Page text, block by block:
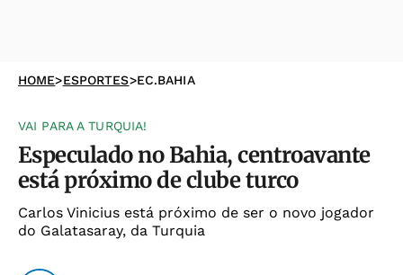
HOME>ESPORTES>EC.BAHIA
VAI PARA A TURQUIA!
Especulado no Bahia, centroavante
está próximo de clube turco
Carlos Vinicius está próximo de ser o novo jogador
do Galatasaray, da Turquia